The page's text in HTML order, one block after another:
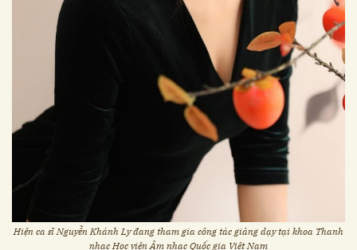
Hiện ca sĩ Nguyễn Khánh Ly đang tham gia công tác giảng dạy tại khoa Thanh
nhạc Học viện Âm nhạc Quốc gia Việt Nam